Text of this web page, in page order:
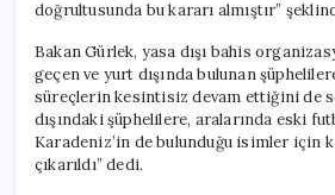
doğrultusunda bu kararı almıştır”
Bakan Gürlek, yasa dışı bahis
geçen ve yurt dışında bulunan
süreçlerin kesintisiz devam ettiğini de
dışındaki şüphelilere, aralarında eski
Karadeniz’in de bulunduğu isimler için
çıkarıldı” dedi.